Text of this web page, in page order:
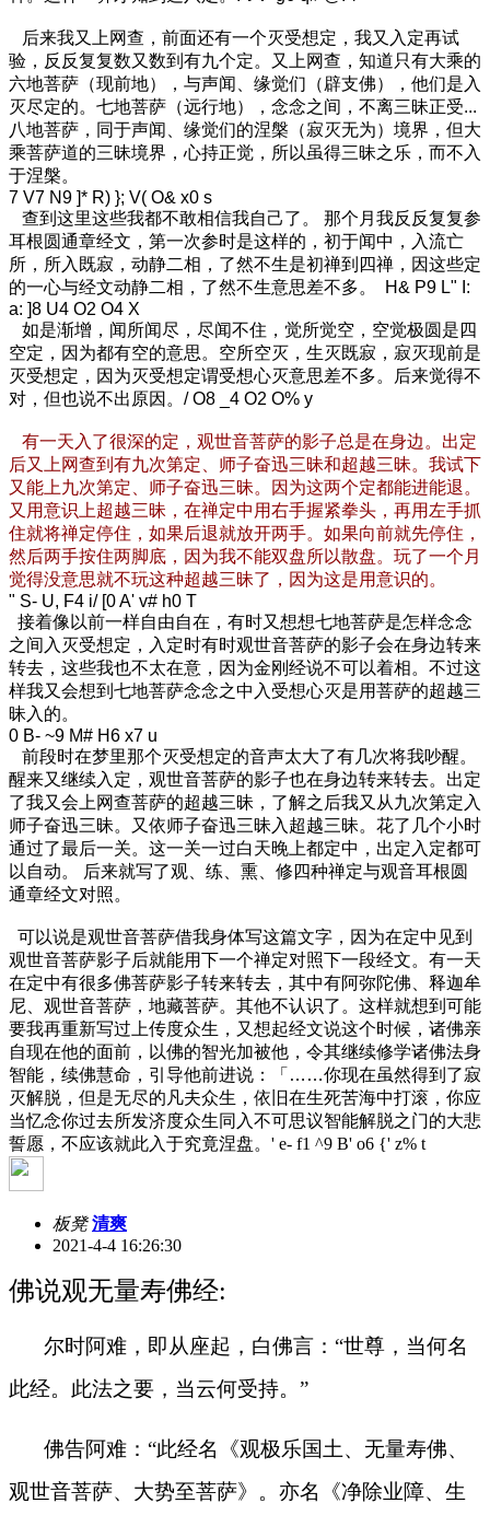
后来我又上网查，前面还有一个灭受想定，我又入定再试
验，反反复复数又数到有九个定。又上网查，知道只有大乘的
六地菩萨（现前地），与声闻、缘觉们（辟支佛），他们是入
灭尽定的。七地菩萨（远行地），念念之间，不离三昧正受...
八地菩萨，同于声闻、缘觉们的涅槃（寂灭无为）境界，但大
乘菩萨道的三昧境界，心持正觉，所以虽得三昧之乐，而不入
于涅槃。
7 V7 N9 ]* R) }; V( O& x0 s
查到这里这些我都不敢相信我自己了。 那个月我反反复复参
耳根圆通章经文，第一次参时是这样的，初于闻中，入流亡
所，所入既寂，动静二相，了然不生是初禅到四禅，因这些定
的一心与经文动静二相，了然不生意思差不多。
H& P9 L" I:
a: ]8 U4 O2 O4 X
如是渐增，闻所闻尽，尽闻不住，觉所觉空，空觉极圆是四
空定，因为都有空的意思。空所空灭，生灭既寂，寂灭现前是
灭受想定，因为灭受想定谓受想心灭意思差不多。后来觉得不
对，但也说不出原因。 / O8 _4 O2 O% y
有一天入了很深的定，观世音菩萨的影子总是在身边。出定
后又上网查到有九次第定、师子奋迅三昧和超越三昧。我试下
又能上九次第定、师子奋迅三昧。因为这两个定都能进能退。
又用意识上超越三昧，在禅定中用右手握紧拳头，再用左手抓
住就将禅定停住，如果后退就放开两手。如果向前就先停住，
然后两手按住两脚底，因为我不能双盘所以散盘。玩了一个月
觉得没意思就不玩这种超越三昧了，因为这是用意识的。
" S- U, F4 i/ [0 A' v# h0 T
接着像以前一样自由自在，有时又想想七地菩萨是怎样念念
之间入灭受想定，入定时有时观世音菩萨的影子会在身边转来
转去，这些我也不太在意，因为金刚经说不可以着相。不过这
样我又会想到七地菩萨念念之中入受想心灭是用菩萨的超越三
昧入的。
0 B- ~9 M# H6 x7 u
前段时在梦里那个灭受想定的音声太大了有几次将我吵醒。
醒来又继续入定，观世音菩萨的影子也在身边转来转去。出定
了我又会上网查菩萨的超越三昧，了解之后我又从九次第定入
师子奋迅三昧。又依师子奋迅三昧入超越三昧。花了几个小时
通过了最后一关。这一关一过白天晚上都定中，出定入定都可
以自动。 后来就写了观、练、熏、修四种禅定与观音耳根圆
通章经文对照。
可以说是观世音菩萨借我身体写这篇文字，因为在定中见到
观世音菩萨影子后就能用下一个禅定对照下一段经文。有一天
在定中有很多佛菩萨影子转来转去，其中有阿弥陀佛、释迦牟
尼、观世音菩萨，地藏菩萨。其他不认识了。这样就想到可能
要我再重新写过上传度众生，又想起经文说这个时候，诸佛亲
自现在他的面前，以佛的智光加被他，令其继续修学诸佛法身
智能，续佛慧命，引导他前进说：「……你现在虽然得到了寂
灭解脱，但是无尽的凡夫众生，依旧在生死苦海中打滚，你应
当忆念你过去所发济度众生同入不可思议智能解脱之门的大悲
誓愿，不应该就此入于究竟涅盘。 ' e- f1 ^9 B' o6 {' z% t
板凳 清爽
2021-4-4 16:26:30
佛说观无量寿佛经:
尔时阿难，即从座起，白佛言：“世尊，当何名
此经。此法之要，当云何受持。”
佛告阿难：“此经名《观极乐国土、无量寿佛、
观世音菩萨、大势至菩萨》。亦名《净除业障、生